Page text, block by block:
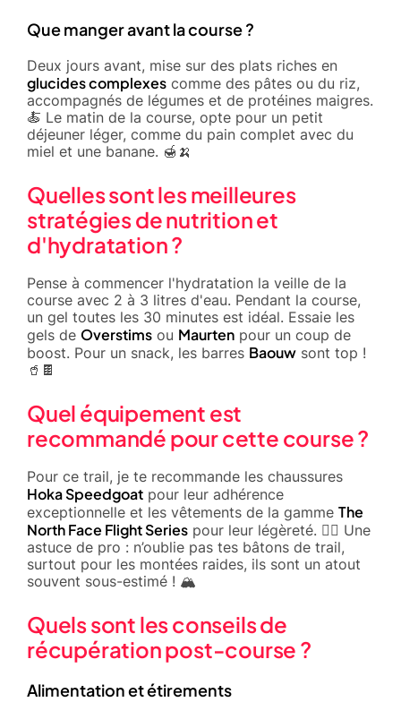
Que manger avant la course ?
Deux jours avant, mise sur des plats riches en
glucides complexes comme des pâtes ou du riz,
accompagnés de légumes et de protéines maigres.
🍝 Le matin de la course, opte pour un petit
déjeuner léger, comme du pain complet avec du
miel et une banane. 🍯🍌
Quelles sont les meilleures
stratégies de nutrition et
d'hydratation ?
Pense à commencer l'hydratation la veille de la
course avec 2 à 3 litres d'eau. Pendant la course,
un gel toutes les 30 minutes est idéal. Essaie les
gels de Overstims ou Maurten pour un coup de
boost. Pour un snack, les barres Baouw sont top !
🥤🍫
Quel équipement est
recommandé pour cette course ?
Pour ce trail, je te recommande les chaussures
Hoka Speedgoat pour leur adhérence
exceptionnelle et les vêtements de la gamme The
North Face Flight Series pour leur légèreté. 🏃‍♂️ Une
astuce de pro : n’oublie pas tes bâtons de trail,
surtout pour les montées raides, ils sont un atout
souvent sous-estimé ! 🏔️
Quels sont les conseils de
récupération post-course ?
Alimentation et étirements